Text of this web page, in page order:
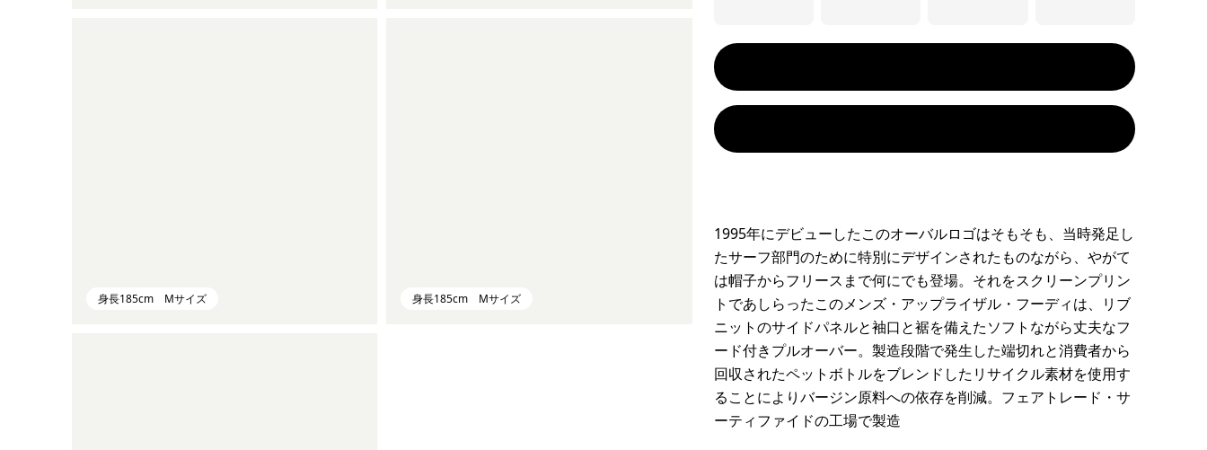
身長185cm Mサイズ 身長185cm Mサイズ
1995年にデビューしたこのオーバルロゴはそもそも、当時発足し
たサーフ部門のために特別にデザインされたものながら、やがて
は帽子からフリースまで何にでも登場。それをスクリーンプリン
トであしらったこのメンズ・アップライザル・フーディは、リブ
ニットのサイドパネルと袖口と裾を備えたソフトながら丈夫なフ
ード付きプルオーバー。製造段階で発生した端切れと消費者から
回収されたペットボトルをブレンドしたリサイクル素材を使用す
ることによりバージン原料への依存を削減。フェアトレード・サ
ーティファイドの工場で製造